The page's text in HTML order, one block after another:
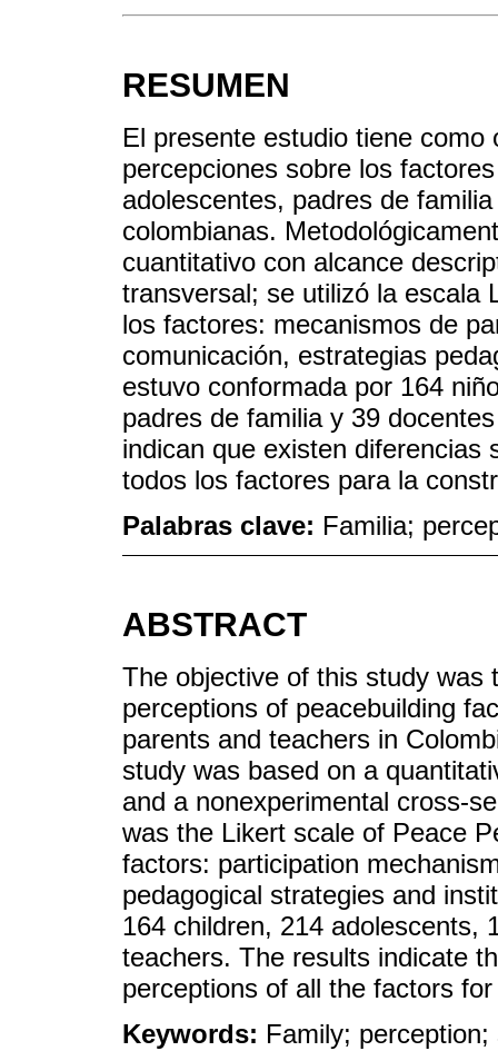
RESUMEN
El presente estudio tiene
percepciones sobre los
adolescentes, padres de
colombianas.
cuantitativo con alcance
transversal; se utilizó la escala
los factores: mecanismos de
comunicación, estrategias
estuvo conformada por 164
padres de familia y 39
indican que existen diferencias
todos los factores para la
Palabras clave: Familia;
ABSTRACT
The objective of this study was
perceptions of peacebuilding
parents and teachers in
study was based on a
and a nonexperimental cross-
was the Likert scale of Peace
factors: participation
pedagogical strategies and
164 children, 214 adolescents,
teachers. The results indicate
perceptions of all the factors
Keywords: Family;